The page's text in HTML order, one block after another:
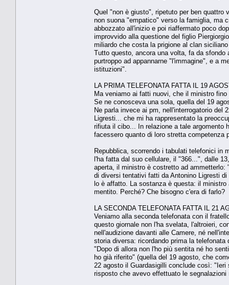
Quel "non è giusto", ripetuto per ben quattro
non suona "empatico" verso la famiglia, ma
abbozzato all'inizio e poi riaffermato poco
improvvido alla questione del figlio
miliardo che costa la prigione al clan
Tutto questo, ancora una volta, fa da
purtroppo ad appannarne "l'immagine", e a
istituzioni".
LA PRIMA TELEFONATA FATTA IL 19
Ma veniamo ai fatti nuovi, che il ministro
Se ne conosceva una sola, quella del 19
Ne parla invece ai pm, nell'interrogatorio del
Ligresti... che mi ha rappresentato la
rifiuta il cibo... In relazione a tale argomento
facessero quanto di loro stretta competenza
Repubblica, scorrendo i tabulati telefonici in
l'ha fatta dal suo cellulare, il "366...", dalle
aperta, il ministro è costretto ad
di diversi tentativi fatti da Antonino Ligresti
lo è affatto. La sostanza è questa: il
mentito. Perché? Che bisogno c'era di farlo?
LA SECONDA TELEFONATA FATTA IL 21
Veniamo alla seconda telefonata con il
questo giornale non l'ha svelata, l'altroieri,
nell'audizione davanti alle Camere, né
storia diversa: ricordando prima la
"Dopo di allora non l'ho più sentita né ho
ho già riferito" (quella del 19 agosto, che
22 agosto il Guardasigilli conclude così:
risposto che avevo effettuato le